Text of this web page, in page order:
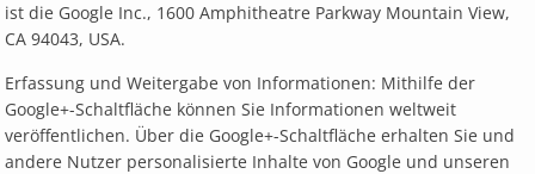
ist die Google Inc., 1600 Amphitheatre Parkway Mountain View,
CA 94043, USA.
Erfassung und Weitergabe von Informationen: Mithilfe der
Google+-Schaltfläche können Sie Informationen weltweit
veröffentlichen. Über die Google+-Schaltfläche erhalten Sie und
andere Nutzer personalisierte Inhalte von Google und unseren